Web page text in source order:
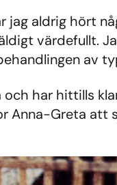
jag aldrig hört
värdefullt.
av
och har hittills
Anna-Greta att